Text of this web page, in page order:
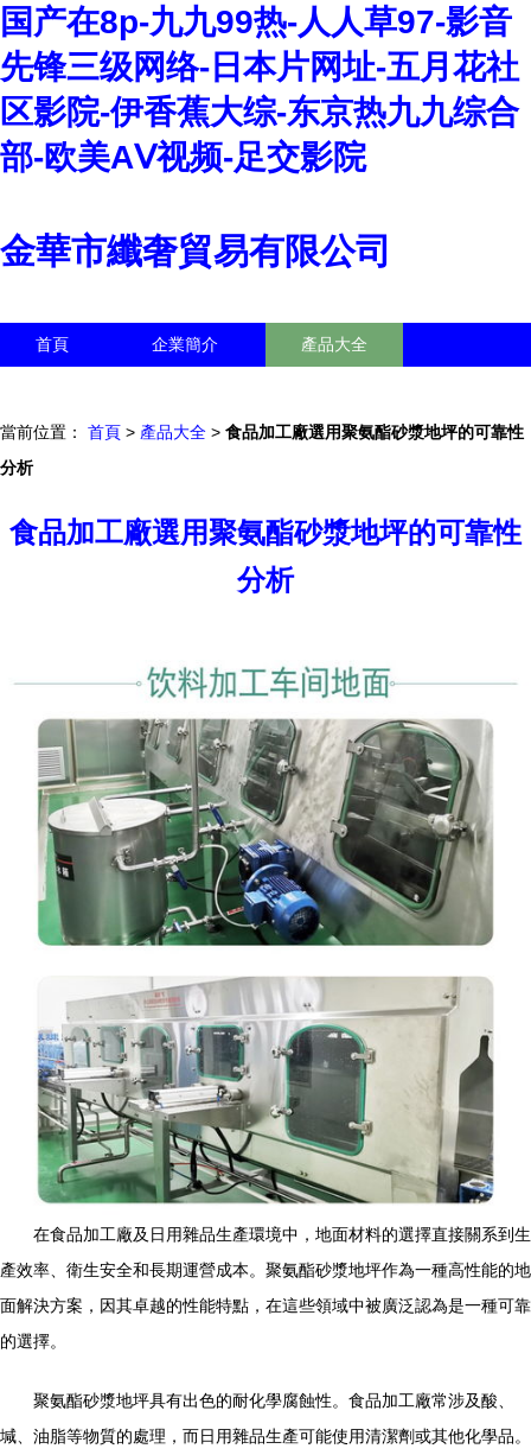
国产在8p-九九99热-人人草97-影音
先锋三级网络-日本片网址-五月花社
区影院-伊香蕉大综-东京热九九综合
部-欧美AⅤ视频-足交影院
金華市纖奢貿易有限公司
首頁 企業簡介 產品大全
當前位置： 首頁 > 產品大全 > 食品加工廠選用聚氨酯砂漿地坪的可靠性
分析
食品加工廠選用聚氨酯砂漿地坪的可靠性
分析
在食品加工廠及日用雜品生產環境中，地面材料的選擇直接關系到生
產效率、衛生安全和長期運營成本。聚氨酯砂漿地坪作為一種高性能的地
面解決方案，因其卓越的性能特點，在這些領域中被廣泛認為是一種可靠
的選擇。
聚氨酯砂漿地坪具有出色的耐化學腐蝕性。食品加工廠常涉及酸、
堿、油脂等物質的處理，而日用雜品生產可能使用清潔劑或其他化學品。